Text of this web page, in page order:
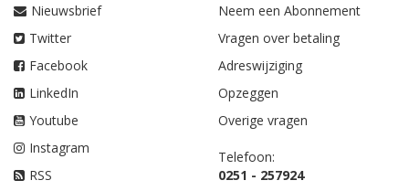
Nieuwsbrief
Twitter
Facebook
LinkedIn
Youtube
Instagram
RSS
Neem een Abonnement
Vragen over betaling
Adreswijziging
Opzeggen
Overige vragen
Telefoon:
0251 - 257924